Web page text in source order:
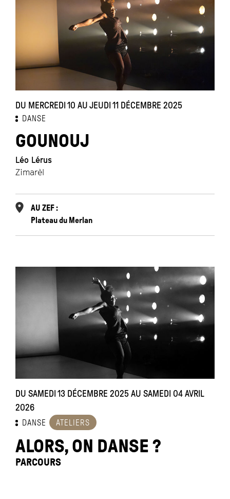
DU MERCREDI 10 AU JEUDI 11 DÉCEMBRE 2025
DANSE
GOUNOUJ
Léo Lérus
Zimarèl
AU ZEF :
Plateau du Merlan
DU SAMEDI 13 DÉCEMBRE 2025 AU SAMEDI 04 AVRIL
2026
DANSE ATELIERS
ALORS, ON DANSE ?
PARCOURS